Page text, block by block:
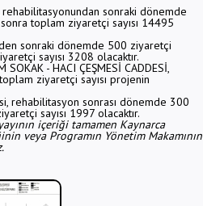
sonraki dönemde
toplam ziyaretçi sayısı 14495
sonraki dönemde 500 ziyaretçi
sayısı 3208 olacaktır.
- HACI ÇEŞMESİ CADDESİ,
ziyaretçi sayısı projenin
rehabilitasyon sonrası dönemde 300
sayısı 1997 olacaktır.
içeriği tamamen Kaynarca
veya Programın Yönetim Makamının